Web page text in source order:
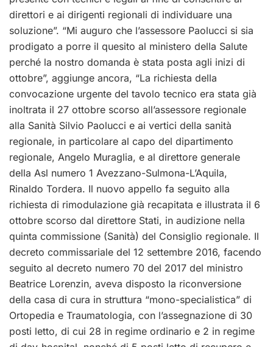
direttori e ai dirigenti regionali di individuare una
soluzione”. “Mi auguro che l’assessore Paolucci si sia
prodigato a porre il quesito al ministero della Salute
perché la nostro domanda è stata posta agli inizi di
ottobre”, aggiunge ancora, “La richiesta della
convocazione urgente del tavolo tecnico era stata già
inoltrata il 27 ottobre scorso all’assessore regionale
alla Sanità Silvio Paolucci e ai vertici della sanità
regionale, in particolare al capo del dipartimento
regionale, Angelo Muraglia, e al direttore generale
della Asl numero 1 Avezzano-Sulmona-L’Aquila,
Rinaldo Tordera. Il nuovo appello fa seguito alla
richiesta di rimodulazione già recapitata e illustrata il 6
ottobre scorso dal direttore Stati, in audizione nella
quinta commissione (Sanità) del Consiglio regionale. Il
decreto commissariale del 12 settembre 2016, facendo
seguito al decreto numero 70 del 2017 del ministro
Beatrice Lorenzin, aveva disposto la riconversione
della casa di cura in struttura “mono-specialistica” di
Ortopedia e Traumatologia, con l’assegnazione di 30
posti letto, di cui 28 in regime ordinario e 2 in regime